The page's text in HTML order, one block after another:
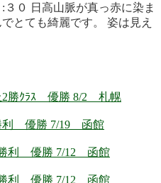
０ 日高山脈が真っ赤に染ま
とても綺麗です。 姿は見え
2勝ｸﾗｽ 優勝 8/2 札幌
利 優勝 7/19 函館
利 優勝 7/12 函館
利 優勝 7/12 函館